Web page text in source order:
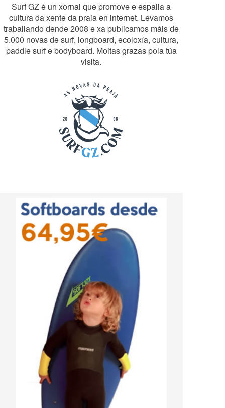
Surf GZ é un xornal que promove e espalla a
cultura da xente da praia en internet. Levamos
traballando dende 2008 e xa publicamos máis de
5.000 novas de surf, longboard, ecoloxía, cultura,
paddle surf e bodyboard. Moitas grazas pola túa
visita.